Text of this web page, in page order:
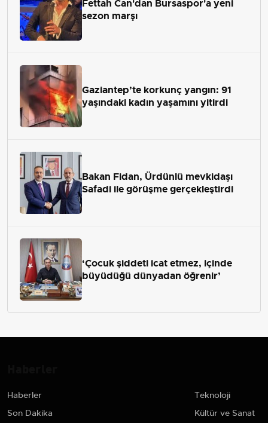
Fettah Can'dan Bursaspor'a yeni
sezon marşı
Gaziantep’te korkunç yangın: 91
yaşındaki kadın yaşamını yitirdi
Bakan Fidan, Ürdünlü mevkidaşı
Safadi ile görüşme gerçekleştirdi
‘Çocuk şiddeti icat etmez, içinde
büyüdüğü dünyadan öğrenir’
Haberler
Son Dakika
Teknoloji
Kültür ve Sanat